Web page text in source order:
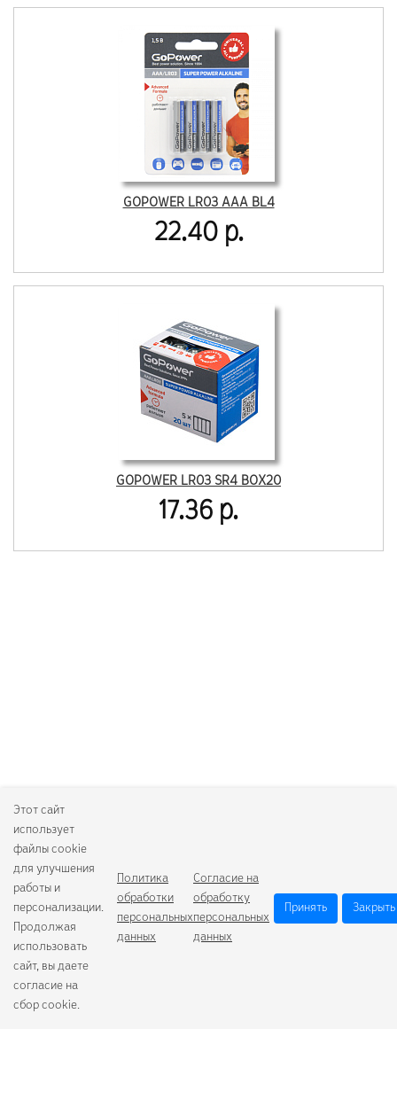
GOPOWER LR03 AAA BL4
22.40 р.
GOPOWER LR03 SR4 BOX20
17.36 р.
Этот сайт
использует
файлы cookie
для улучшения
работы и
персонализации.
Продолжая
использовать
сайт, вы даете
согласие на
сбор cookie.
Политика
обработки
персональных
данных
Согласие на
обработку
персональных
данных
Принять Закрыть